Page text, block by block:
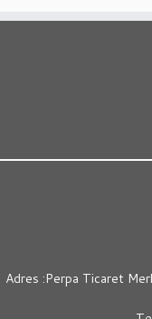
Adres :Perpa Ticaret